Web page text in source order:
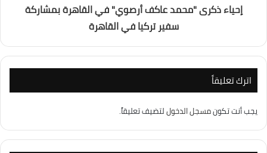
إحياء ذكرى "محمد عاكف أرصوي" في القاهرة بمشاركة
سفير تركيا في القاهرة
اترك تعليقاً
يجب أنت تكونمسجل الدخوللتضيف تعليقاً.